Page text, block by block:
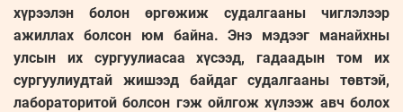
хүрээлэн болон өргөжиж судалгааны чиглэлээр
ажиллах болсон юм байна. Энэ мэдээг манайхны
улсын их сургуулиасаа хүсээд, гадаадын том их
сургуулиудтай жишээд байдаг судалгааны төвтэй,
лабораторитой болсон гэж ойлгож хүлээж авч болох